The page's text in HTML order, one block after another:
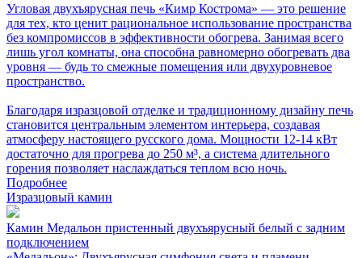
Угловая двухъярусная печь «Кимр Кострома» — это решение
для тех, кто ценит рациональное использование пространства
без компромиссов в эффективности обогрева. Занимая всего
лишь угол комнаты, она способна равномерно обогревать два
уровня — будь то смежные помещения или двухуровневое
пространство.
Благодаря изразцовой отделке и традиционному дизайну печь
становится центральным элементом интерьера, создавая
атмосферу настоящего русского дома. Мощности 12-14 кВт
достаточно для прогрева до 250 м³, а система длительного
горения позволяет наслаждаться теплом всю ночь.
Подробнее
Изразцовый камин
Камин Медальон пристенный двухъярусный белый с задним
подключением